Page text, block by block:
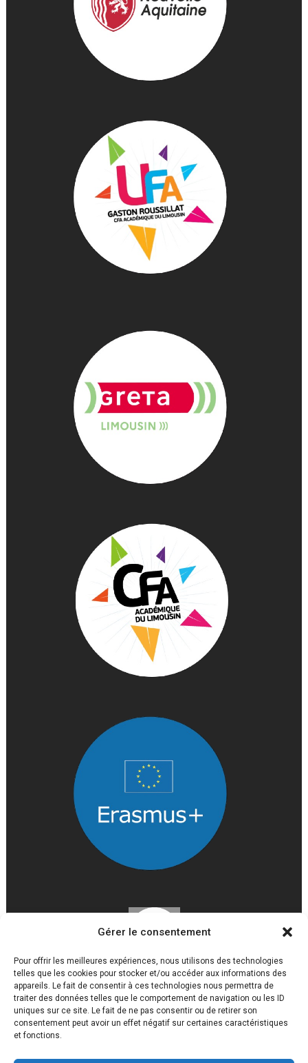
Gérer le consentement
Pour offrir les meilleures expériences, nous utilisons des technologies
telles que les cookies pour stocker et/ou accéder aux informations des
appareils. Le fait de consentir à ces technologies nous permettra de
traiter des données telles que le comportement de navigation ou les ID
uniques sur ce site. Le fait de ne pas consentir ou de retirer son
consentement peut avoir un effet négatif sur certaines caractéristiques
et fonctions.